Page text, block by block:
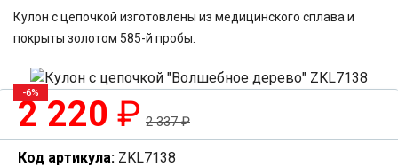
Кулон с цепочкой изготовлены из медицинского сплава и
покрыты золотом 585-й пробы.
-6%
2 220 ₽ 2 337₽
Код артикула: ZKL7138